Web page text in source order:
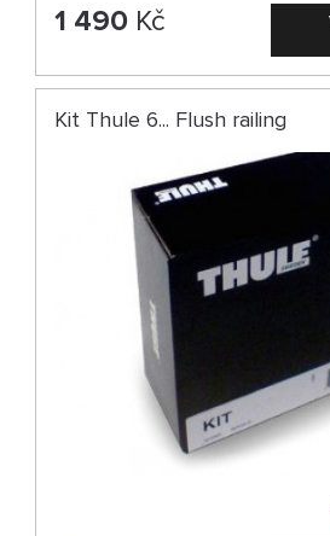
1 490 Kč
Kit Thule 6... Flush railing